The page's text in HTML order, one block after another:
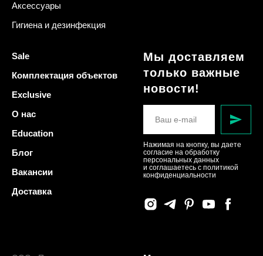
Аксессуары
Гигиена и дезинфекция
Sale
Комплектация объектов
Exclusive
О нас
Education
Блог
Вакансии
Доставка
Мы доставляем
только важные
новости!
Нажимая на кнопку, вы даете
согласие на обработку
персональных данных
и соглашаетесь c политикой
конфиденциальности